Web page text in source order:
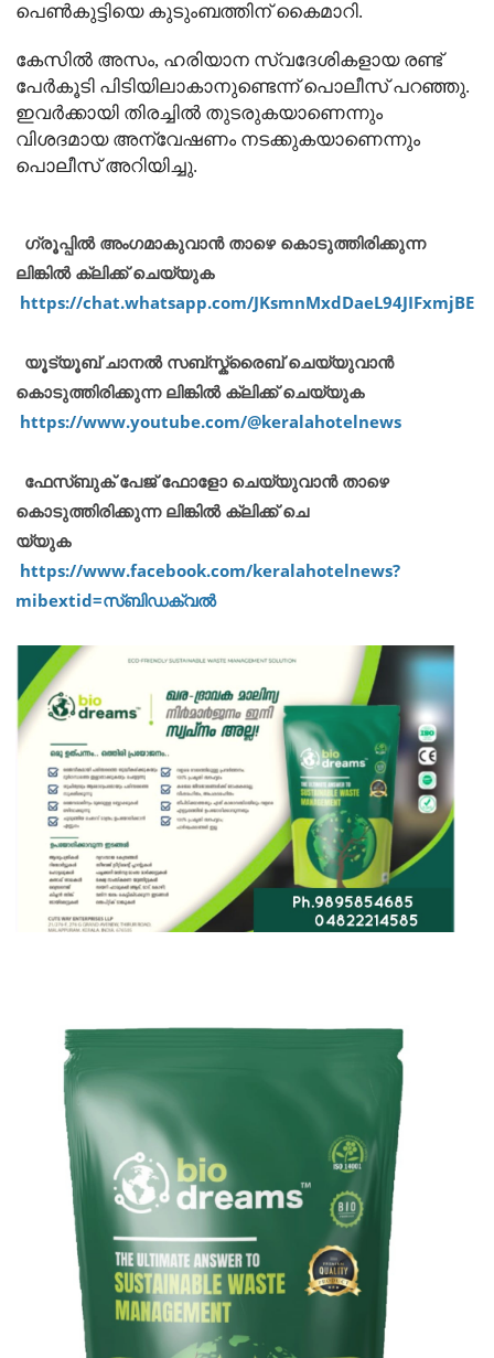
പെണ്‍കുട്ടിയെ കുടുംബത്തിന് കൈമാറി.
കേസില്‍ അസം, ഹരിയാന സ്വദേശികളായ രണ്ട്
പേര്‍കൂടി പിടിയിലാകാനുണ്ടെന്ന് പൊലീസ് പറഞ്ഞു.
ഇവർക്കായി തിരച്ചില്‍ തുടരുകയാണെന്നും
വിശദമായ അന്വേഷണം നടക്കുകയാണെന്നും
പൊലീസ് അറിയിച്ചു.
ഗ്രൂപ്പിൽ അംഗമാകുവാൻ താഴെ കൊടുത്തിരിക്കുന്ന
ലിങ്കിൽ ക്ലിക്ക് ചെയ്യുക
https://chat.whatsapp.com/JKsmnMxdDaeL94JIFxmjBE
യൂട്യൂബ് ചാനൽ സബ്സ്ക്രൈബ് ചെയ്യുവാൻ
കൊടുത്തിരിക്കുന്ന ലിങ്കിൽ ക്ലിക്ക് ചെയ്യുക
https://www.youtube.com/@keralahotelnews
ഫേസ്ബുക് പേജ് ഫോളോ ചെയ്യുവാൻ താഴെ
കൊടുത്തിരിക്കുന്ന ലിങ്കിൽ ക്ലിക്ക് ചെ
യ്യുക
https://www.facebook.com/keralahotelnews?
mibextid=സ്‌ബിഡക്വൽ